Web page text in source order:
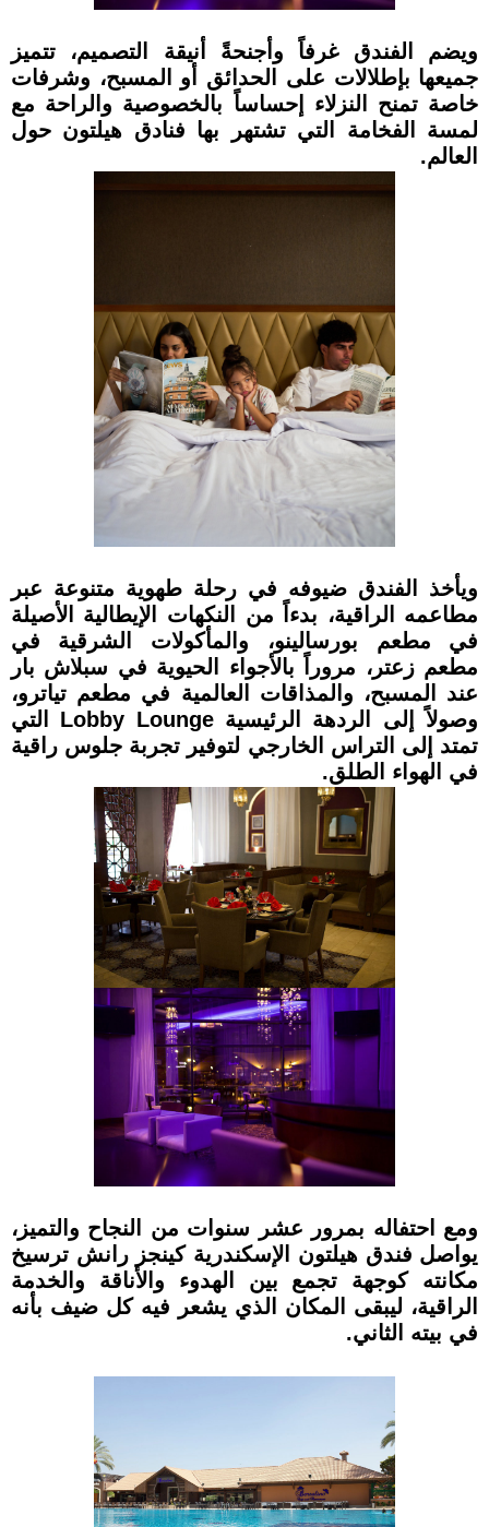
ويضم الفندق غرفاً وأجنحةً أنيقة التصميم، تتميز
جميعها بإطلالات على الحدائق أو المسبح، وشرفات
خاصة تمنح النزلاء إحساساً بالخصوصية والراحة مع
لمسة الفخامة التي تشتهر بها فنادق هيلتون حول
العالم.
ويأخذ الفندق ضيوفه في رحلة طهوية متنوعة عبر
مطاعمه الراقية، بدءاً من النكهات الإيطالية الأصيلة
في مطعم بورسالينو، والمأكولات الشرقية في
مطعم زعتر، مروراً بالأجواء الحيوية في سبلاش بار
عند المسبح، والمذاقات العالمية في مطعم تياترو،
وصولاً إلى الردهة الرئيسية Lobby Lounge التي
تمتد إلى التراس الخارجي لتوفير تجربة جلوس راقية
في الهواء الطلق.
ومع احتفاله بمرور عشر سنوات من النجاح والتميز،
يواصل فندق هيلتون الإسكندرية كينجز رانش ترسيخ
مكانته كوجهة تجمع بين الهدوء والأناقة والخدمة
الراقية، ليبقى المكان الذي يشعر فيه كل ضيف بأنه
في بيته الثاني.